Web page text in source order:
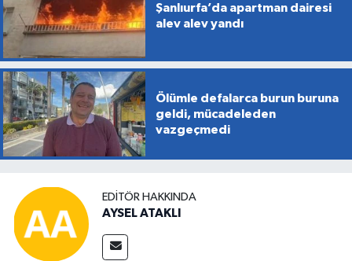
Şanlıurfa’da apartman dairesi
alev alev yandı
Ölümle defalarca burun buruna
geldi, mücadeleden
vazgeçmedi
EDITÖR HAKKINDA
AYSEL ATAKLI